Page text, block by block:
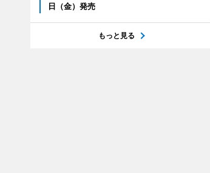
日（金）発売
もっと見る